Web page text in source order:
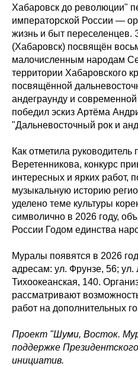
Хабаровск до революции"
императорской России —
жизнь и быт переселенцев.
(Хабаровск) посвящён
малочисленным народам
территории Хабаровского
посвящённой
андеграунду и современной
победил эскиз Артёма
"Дальневосточный рок и
Как отметила руководитель
Веретенникова, конкурс
интересных и ярких работ,
музыкальную историю
уделено теме культуры
символично в 2026 году,
России Годом единства
Муралы появятся в 2026
адресам: ул. Фрунзе, 56; ул.
Тихоокеанская, 140.
рассматривают
работ на дополнительных
Проект "Шуми, Восток.
поддержке
инициатив.